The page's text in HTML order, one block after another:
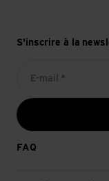
S'inscrire à la
E-mail *
FAQ